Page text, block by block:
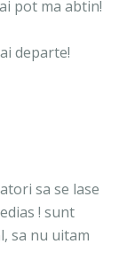
pot ma abtin!
departe!
sa se lase
! sunt
sa nu uitam